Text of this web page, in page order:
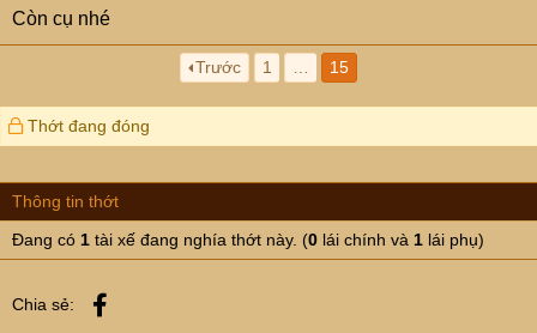
Còn cụ nhé
Trước 1 15
Thớt đang đóng
Thông tin thớt
Đang có 1 tài xế đang nghía thớt này. (0 lái chính và 1 lái phụ)
Chia sẻ: